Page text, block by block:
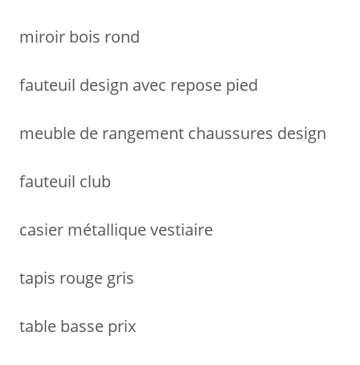
miroir bois rond
fauteuil design avec repose pied
meuble de rangement chaussures design
fauteuil club
casier métallique vestiaire
tapis rouge gris
table basse prix